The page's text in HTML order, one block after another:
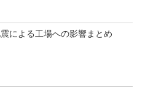
による工場への影響まとめ